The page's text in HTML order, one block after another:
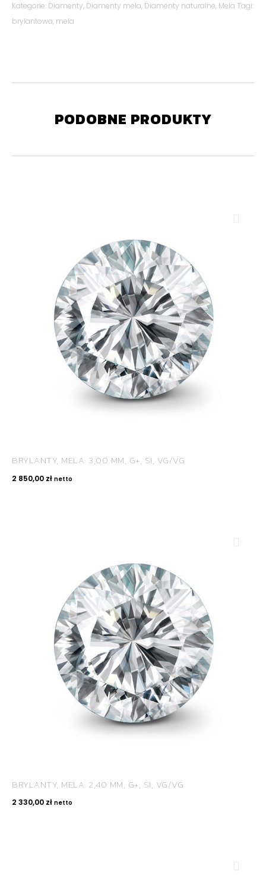
Kategorie: Diamenty, Diamenty mela, Diamenty naturalne, Mela Tagi:
brylantowa, mela
PODOBNE PRODUKTY
BRYLANTY, MELA: 3,00 MM, G+, SI, VG/VG
2 850,00 zł netto
BRYLANTY, MELA: 2,40 MM, G+, SI, VG/VG
2 330,00 zł netto